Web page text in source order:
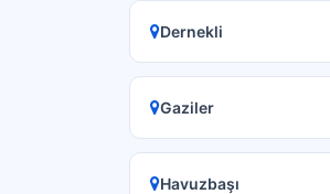
Dernekli
Gaziler
Havuzbaşı